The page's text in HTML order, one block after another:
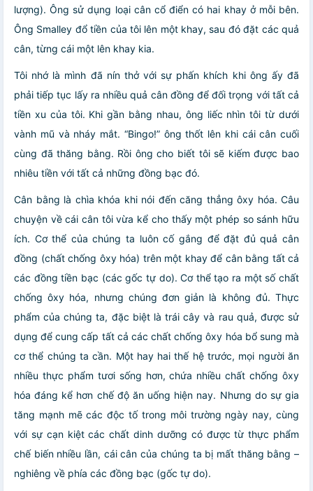
lượng). Ông sử dụng loại cân cổ điển có hai khay ở mỗi bên.
Ông Smalley đổ tiền của tôi lên một khay, sau đó đặt các quả
cân, từng cái một lên khay kia.
Tôi nhớ là mình đã nín thở với sự phấn khích khi ông ấy đã
phải tiếp tục lấy ra nhiều quả cân đồng để đối trọng với tất cả
tiền xu của tôi. Khi gần bằng nhau, ông liếc nhìn tôi từ dưới
vành mũ và nháy mắt. “Bingo!” ông thốt lên khi cái cân cuối
cùng đã thăng bằng. Rồi ông cho biết tôi sẽ kiếm được bao
nhiêu tiền với tất cả những đồng bạc đó.
Cân bằng là chìa khóa khi nói đến căng thẳng ôxy hóa. Câu
chuyện về cái cân tôi vừa kể cho thấy một phép so sánh hữu
ích. Cơ thể của chúng ta luôn cố gắng để đặt đủ quả cân
đồng (chất chống ôxy hóa) trên một khay để cân bằng tất cả
các đồng tiền bạc (các gốc tự do). Cơ thể tạo ra một số chất
chống ôxy hóa, nhưng chúng đơn giản là không đủ. Thực
phẩm của chúng ta, đặc biệt là trái cây và rau quả, được sử
dụng để cung cấp tất cả các chất chống ôxy hóa bổ sung mà
cơ thể chúng ta cần. Một hay hai thế hệ trước, mọi người ăn
nhiều thực phẩm tươi sống hơn, chứa nhiều chất chống ôxy
hóa đáng kể hơn chế độ ăn uống hiện nay. Nhưng do sự gia
tăng mạnh mẽ các độc tố trong môi trường ngày nay, cùng
với sự cạn kiệt các chất dinh dưỡng có được từ thực phẩm
chế biến nhiều lần, cái cân của chúng ta bị mất thăng bằng –
nghiêng về phía các đồng bạc (gốc tự do).